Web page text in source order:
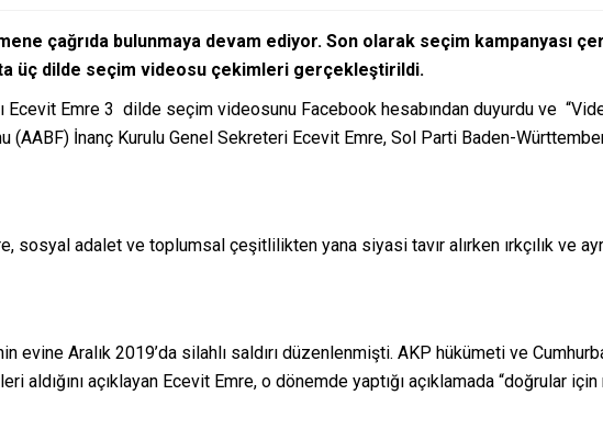
çağrıda bulunmaya devam ediyor. Son olarak seçim kampanyası
üç dilde seçim videosu çekimleri gerçekleştirildi.
Emre 3 dilde seçim videosunu Facebook hesabından duyurdu ve
(AABF) İnanç Kurulu Genel Sekreteri Ecevit Emre, Sol Parti Baden-
adalet ve toplumsal çeşitlilikten yana siyasi tavır alırken ırkçılık ve
evine Aralık 2019’da silahlı saldırı düzenlenmişti. AKP hükümeti ve
aldığını açıklayan Ecevit Emre, o dönemde yaptığı açıklamada “doğrular